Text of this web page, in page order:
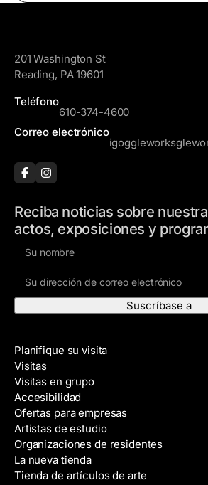
201 Washington St
Reading, PA 19601
Teléfono
610-374-4600
Correo electrónico
Reciba noticias sobre
actos, exposiciones y
c
i
ó
n
d
e
c
o
r
Planifique su visita
Visitas
Visitas en grupo
Accesibilidad
Ofertas para empresas
Artistas de estudio
Organizaciones de residentes
La nueva tienda
Tienda de artículos de arte